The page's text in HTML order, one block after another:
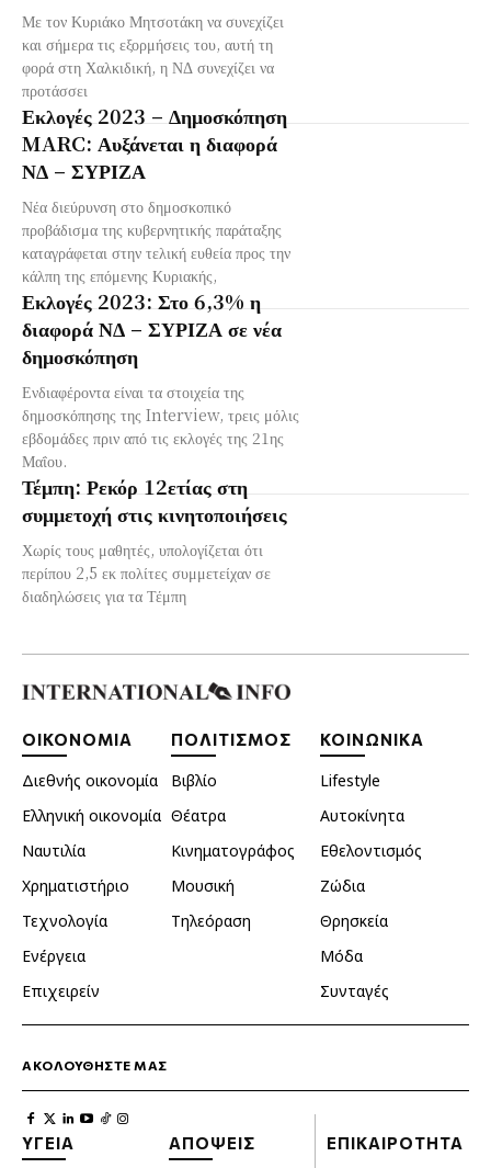
Με τον Κυριάκο Μητσοτάκη να συνεχίζει
και σήμερα τις εξορμήσεις του, αυτή τη
φορά στη Χαλκιδική, η ΝΔ συνεχίζει να
προτάσσει
Εκλογές 2023 – Δημοσκόπηση
MARC: Αυξάνεται η διαφορά
ΝΔ – ΣΥΡΙΖΑ
Νέα διεύρυνση στο δημοσκοπικό
προβάδισμα της κυβερνητικής παράταξης
καταγράφεται στην τελική ευθεία προς την
κάλπη της επόμενης Κυριακής,
Εκλογές 2023: Στο 6,3% η
διαφορά ΝΔ – ΣΥΡΙΖΑ σε νέα
δημοσκόπηση
Ενδιαφέροντα είναι τα στοιχεία της
δημοσκόπησης της Interview, τρεις μόλις
εβδομάδες πριν από τις εκλογές της 21ης
Μαΐου.
Τέμπη: Ρεκόρ 12ετίας στη
συμμετοχή στις κινητοποιήσεις
Χωρίς τους μαθητές, υπολογίζεται ότι
περίπου 2,5 εκ πολίτες συμμετείχαν σε
διαδηλώσεις για τα Τέμπη
ΟΙΚΟΝΟΜΙΑ
Διεθνής οικονομία
Ελληνική οικονομία
Ναυτιλία
Χρηματιστήριο
Τεχνολογία
Ενέργεια
Επιχειρείν
ΠΟΛΙΤΙΣΜΟΣ
Βιβλίο
Θέατρα
Κινηματογράφος
Μουσική
Τηλεόραση
ΚΟΙΝΩΝΙΚΑ
Lifestyle
Αυτοκίνητα
Εθελοντισμός
Ζώδια
Θρησκεία
Μόδα
Συνταγές
ΑΚΟΛΟΥΘΗΣΤΕ ΜΑΣ
ΥΓΕΙΑ ΑΠΟΨΕΙΣ ΕΠΙΚΑΙΡΟΤΗΤΑ